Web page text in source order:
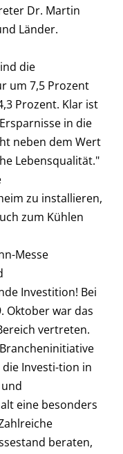
Dr. Martin
Länder.
die
um 7,5 Prozent
Prozent. Klar ist
in die
neben dem Wert
Lebensqualität."
zu installieren,
zum Kühlen
Messe
Investition! Bei
Oktober war das
vertreten.
Investi-tion in
eine besonders
beraten,